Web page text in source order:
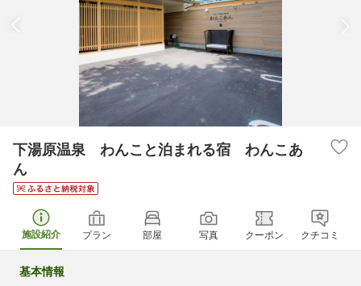
下湯原温泉 わんこと泊まれる宿 わんこあ
ん
施設紹介 プラン 部屋 写真 クーポン クチコミ
基本情報